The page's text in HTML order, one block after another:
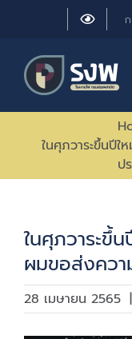
ก
ในศุภวาระขึ้นปี
ป
ในศุภวาระขึ้
ผมขอส่งควา
28 เมษายน 2565 |